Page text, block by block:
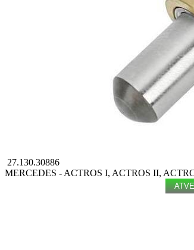
27.130.30886
MERCEDES - ACTROS I, ACTROS II,